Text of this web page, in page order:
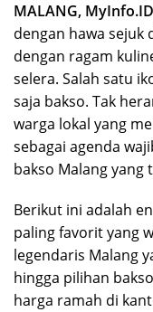
MALANG, MyInfo.ID
dengan hawa sejuk
dengan ragam
selera. Salah satu
saja bakso. Tak
warga lokal yang
sebagai agenda
bakso Malang yang
Berikut ini adalah
paling favorit yang
legendaris Malang
hingga pilihan
harga ramah di